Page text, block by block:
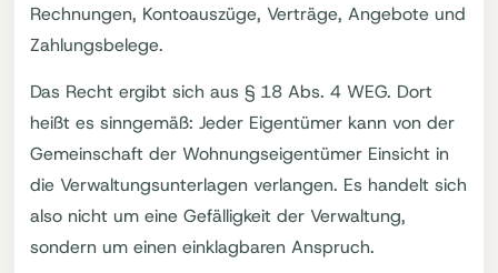
Rechnungen, Kontoauszüge, Verträge, Angebote und
Zahlungsbelege.
Das Recht ergibt sich aus § 18 Abs. 4 WEG. Dort
heißt es sinngemäß: Jeder Eigentümer kann von der
Gemeinschaft der Wohnungseigentümer Einsicht in
die Verwaltungsunterlagen verlangen. Es handelt sich
also nicht um eine Gefälligkeit der Verwaltung,
sondern um einen einklagbaren Anspruch.